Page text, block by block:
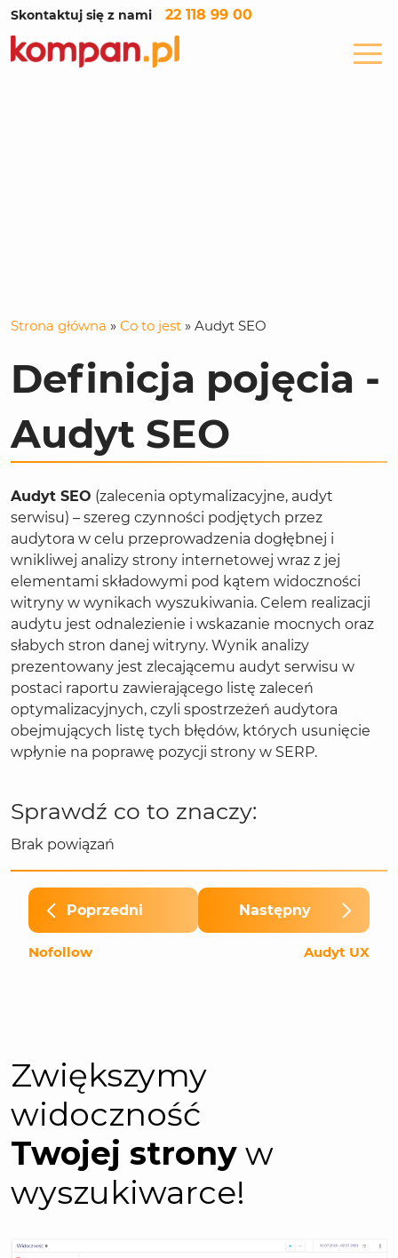
Skontaktuj się z nami 22 118 99 00
Strona główna » Co to jest » Audyt SEO
Definicja pojęcia -
Audyt SEO
Audyt SEO (zalecenia optymalizacyjne, audyt
serwisu) – szereg czynności podjętych przez
audytora w celu przeprowadzenia dogłębnej i
wnikliwej analizy strony internetowej wraz z jej
elementami składowymi pod kątem widoczności
witryny w wynikach wyszukiwania. Celem realizacji
audytu jest odnalezienie i wskazanie mocnych oraz
słabych stron danej witryny. Wynik analizy
prezentowany jest zlecającemu audyt serwisu w
postaci raportu zawierającego listę zaleceń
optymalizacyjnych, czyli spostrzeżeń audytora
obejmujących listę tych błędów, których usunięcie
wpłynie na poprawę pozycji strony w SERP.
Sprawdź co to znaczy:
Brak powiązań
Poprzedni
Nofollow
Następny
Audyt UX